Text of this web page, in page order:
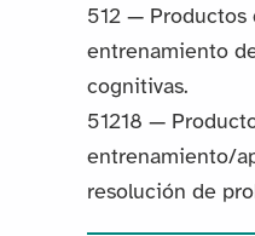
512 — Productos
entrenamiento
cognitivas.
51218 —
entrenamiento/
resolución de